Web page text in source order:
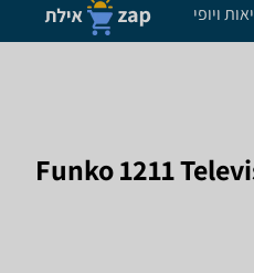
ויופי
Funko 1211